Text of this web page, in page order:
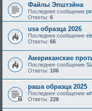
Файлы Эпштэйна
Последнее сообщение
Ответы: 6
usa образца 2026
Последнее сообщение
Ответы: 66
Американские
Последнее сообщение
Ответы: 106
раша образца 2025
Последнее сообщение
Ответы: 228